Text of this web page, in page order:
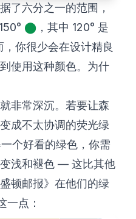
了六分之一的范围，
⬤ ，其中 120° 是
，你很少会在设计精良
使用这种颜色。为什
非常深沉。若要让森
成不太协调的荧光绿
个好看的绿色，你需
浅和褪色 — 这比其他
顿邮报》在他们的绿
一点：